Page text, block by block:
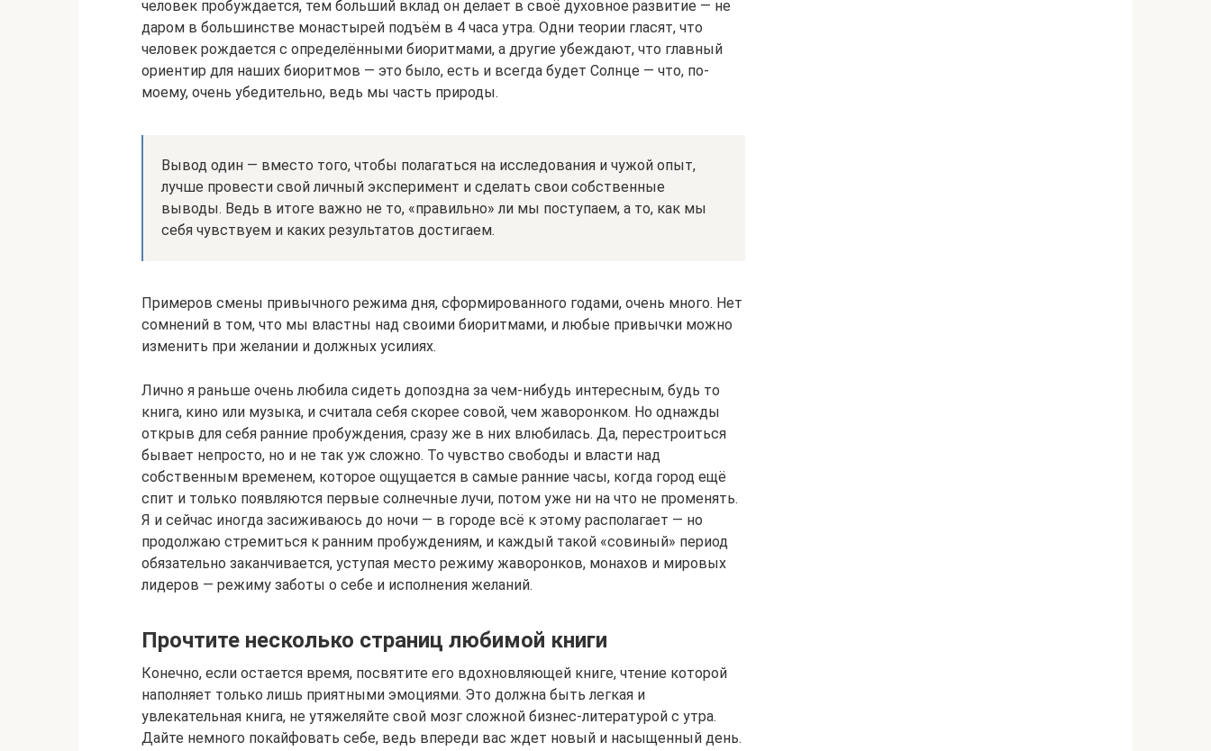
человек пробуждается, тем больший вклад он делает в своё духовное развитие — не
даром в большинстве монастырей подъём в 4 часа утра. Одни теории гласят, что
человек рождается с определёнными биоритмами, а другие убеждают, что главный
ориентир для наших биоритмов — это было, есть и всегда будет Солнце — что, по-
моему, очень убедительно, ведь мы часть природы.
Вывод один — вместо того, чтобы полагаться на исследования и чужой опыт,
лучше провести свой личный эксперимент и сделать свои собственные
выводы. Ведь в итоге важно не то, «правильно» ли мы поступаем, а то, как мы
себя чувствуем и каких результатов достигаем.
Примеров смены привычного режима дня, сформированного годами, очень много. Нет
сомнений в том, что мы властны над своими биоритмами, и любые привычки можно
изменить при желании и должных усилиях.
Лично я раньше очень любила сидеть допоздна за чем-нибудь интересным, будь то
книга, кино или музыка, и считала себя скорее совой, чем жаворонком. Но однажды
открыв для себя ранние пробуждения, сразу же в них влюбилась. Да, перестроиться
бывает непросто, но и не так уж сложно. То чувство свободы и власти над
собственным временем, которое ощущается в самые ранние часы, когда город ещё
спит и только появляются первые солнечные лучи, потом уже ни на что не променять.
Я и сейчас иногда засиживаюсь до ночи — в городе всё к этому располагает — но
продолжаю стремиться к ранним пробуждениям, и каждый такой «совиный» период
обязательно заканчивается, уступая место режиму жаворонков, монахов и мировых
лидеров — режиму заботы о себе и исполнения желаний.
Прочтите несколько страниц любимой книги
Конечно, если остается время, посвятите его вдохновляющей книге, чтение которой
наполняет только лишь приятными эмоциями. Это должна быть легкая и
увлекательная книга, не утяжеляйте свой мозг сложной бизнес-литературой с утра.
Дайте немного покайфовать себе, ведь впереди вас ждет новый и насыщенный день.